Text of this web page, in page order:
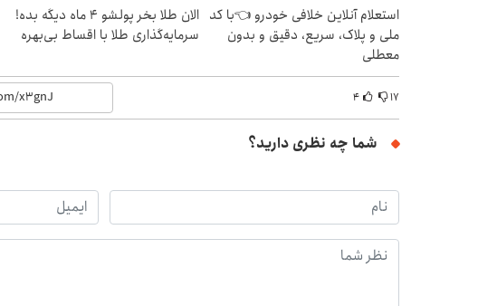
استعلام آنلاین خلافی خودرو 👈با کد
ملی و پلاک، سریع، دقیق و بدون
معطلی
الان طلا بخر پولشو 4 ماه دیگه بده!
سرمایه‌گذاری طلا با اقساط بی‌بهره
۱۷ ۴
شما چه نظری دارید؟